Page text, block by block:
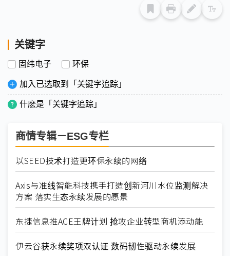
关键字
固纬电子 环保
加入已选取到「关键字追踪」
什麽是「关键字追踪」
商情专辑－ESG专栏
以SEED技术打造更环保永续的网络
Axis与准线智能科技携手打造创新河川水位监测解决
方案 落实生态永续发展的愿景
东捷信息推ACE王牌计划 抢攻企业转型商机添动能
伊云谷获永续奖项双认证 数码韧性驱动永续发展